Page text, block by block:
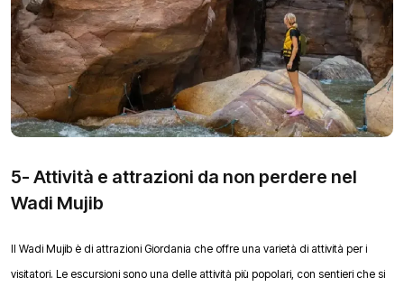
5- Attività e attrazioni da non perdere nel
Wadi Mujib
Il Wadi Mujib è di attrazioni Giordania che offre una varietà di attività per i
visitatori. Le escursioni sono una delle attività più popolari, con sentieri che si